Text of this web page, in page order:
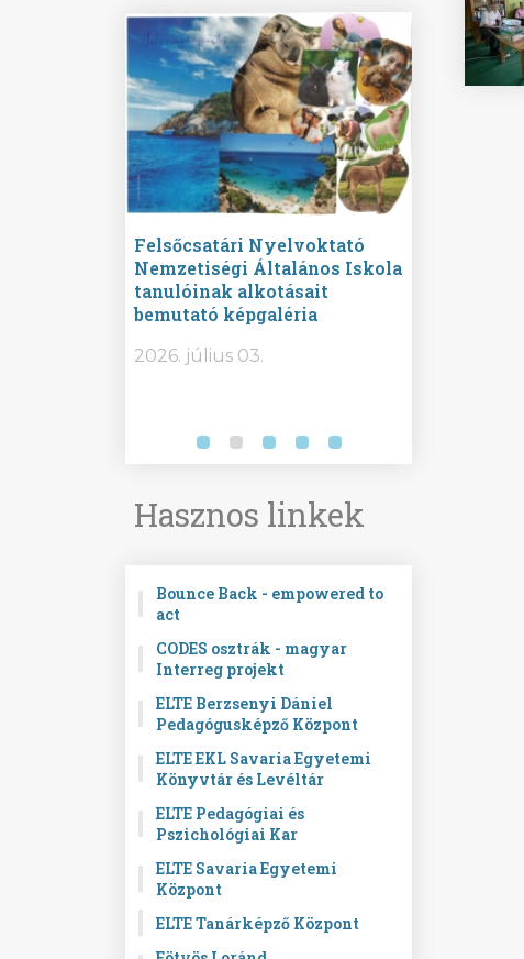
Felsőcsatári Nyelvoktató
Nemzetiségi Általános Iskola
tanulóinak alkotásait
bemutató képgaléria
2026. július 03.
Hasznos linkek
Bounce Back - empowered to
act
CODES osztrák - magyar
Interreg projekt
ELTE Berzsenyi Dániel
Pedagógusképző Központ
ELTE EKL Savaria Egyetemi
Könyvtár és Levéltár
ELTE Pedagógiai és
Pszichológiai Kar
ELTE Savaria Egyetemi
Központ
ELTE Tanárképző Központ